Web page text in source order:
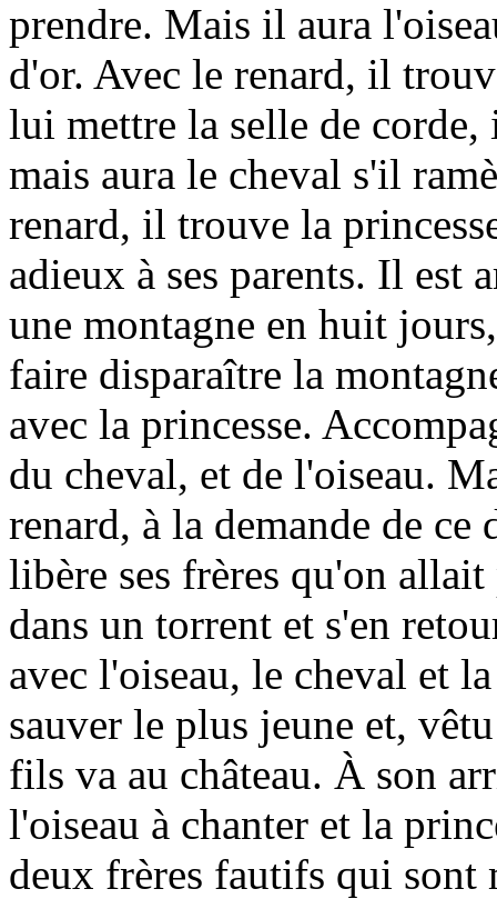
prendre. Mais il aura
d'or. Avec le renard, il
lui mettre la selle de
mais aura le cheval s'il
renard, il trouve la
adieux à ses parents. Il est
une montagne en huit
faire disparaître la
avec la princesse.
du cheval, et de l'oiseau.
renard, à la demande de
libère ses frères qu'on
dans un torrent et s'en
avec l'oiseau, le cheval et
sauver le plus jeune et,
fils va au château. À son
l'oiseau à chanter et la
deux frères fautifs qui sont